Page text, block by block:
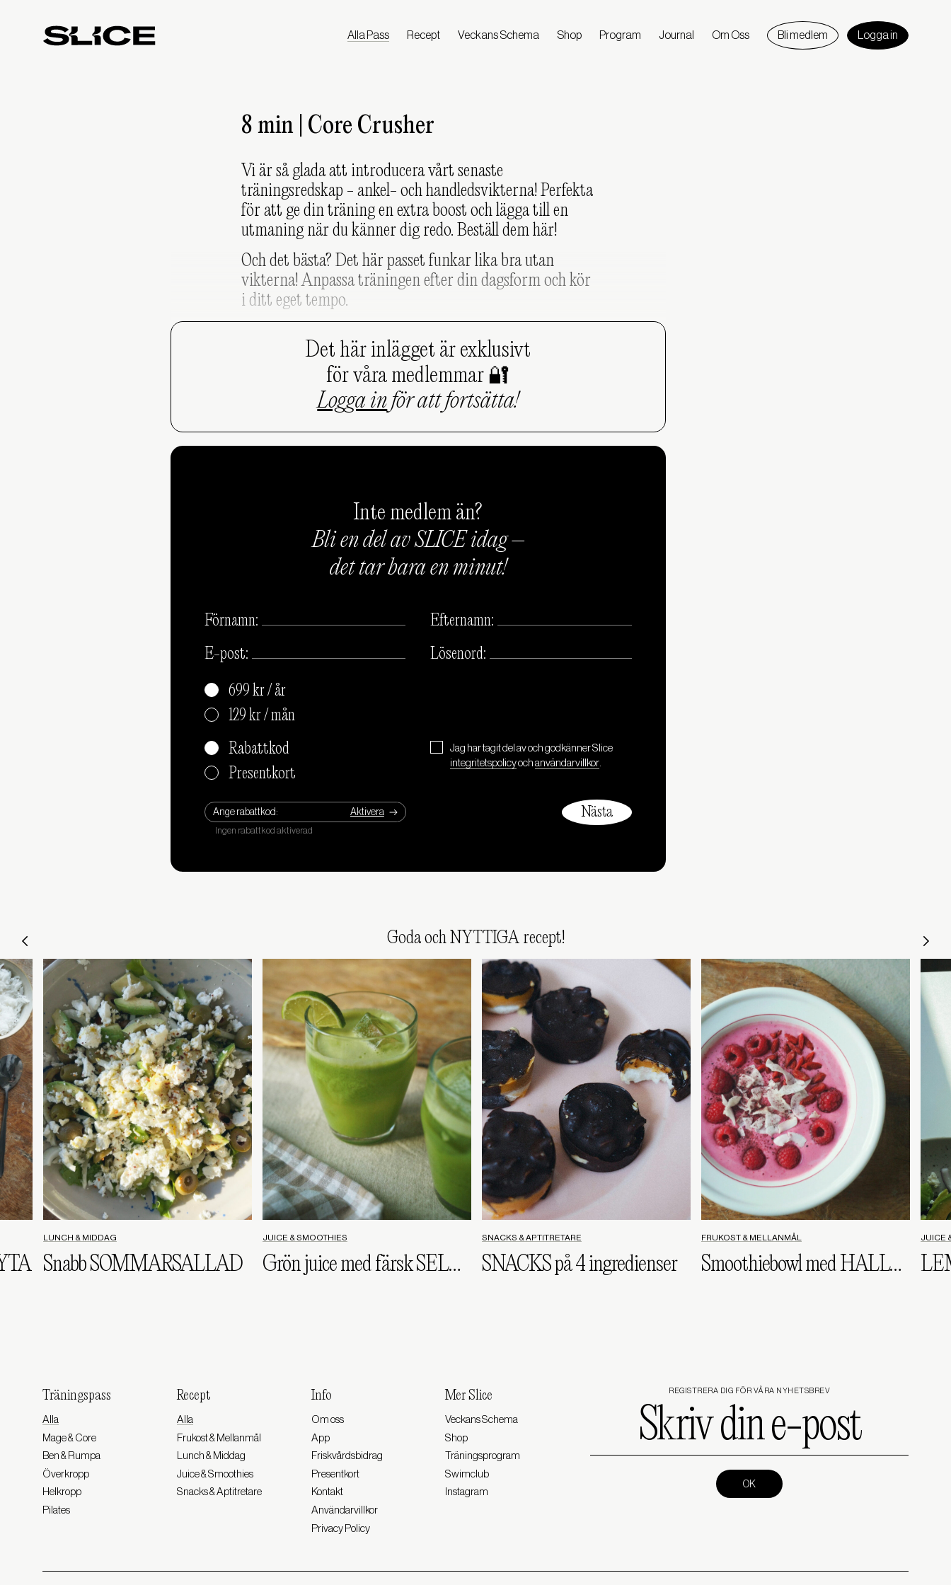
Slice
Alla Pass Recept Veckans Schema Shop Program Journal Om Oss Bli medlem Logga in
8 min | Core Crusher
Vi är så glada att introducera vårt senaste
träningsredskap - ankel- och handledsvikterna! Perfekta
för att ge din träning en extra boost och lägga till en
utmaning när du känner dig redo. Beställ demhär!
Och det bästa? Det här passet funkar lika bra utan
vikterna! Anpassa träningen efter din dagsform och kör
i ditt eget tempo.
Det här inlägget är exklusivt
för våra medlemmar 🔐
Logga inför att fortsätta!
Inte medlem än?
Bli en del av SLICE idag –
det tar bara en minut!
Förnamn:
Efternamn:
E-post:
Lösenord:
699 kr / år
129 kr / mån
Rabattkod
Presentkort
Ange rabattkod:
Jag har tagit del av och godkänner Slice
integritetspolicyochanvändarvillkor.
Goda och NYTTIGA recept!
LUNCH & MIDDAG
Snabb SOMMARSALLAD
JUICE & SMOOTHIES
Grön juice med färsk SELLERI
SNACKS & APTITRETARE
SNACKS på 4 ingredienser
FRUKOST & MELLANMÅL
Smoothiebowl med HALLON och JORDGUBB
JUICE
Träningspass
Alla
Mage & Core
Ben & Rumpa
Överkropp
Helkropp
Pilates
Recept
Alla
Frukost & Mellanmål
Lunch & Middag
Juice & Smoothies
Snacks & Aptitretare
Info
Om oss
App
Friskvårdsbidrag
Presentkort
Kontakt
Användarvillkor
Privacy Policy
Mer Slice
Veckans Schema
Shop
Träningsprogram
Swimclub
Instagram
REGISTRERA DIG FÖR VÅRA NYHETSBREV
(Required)